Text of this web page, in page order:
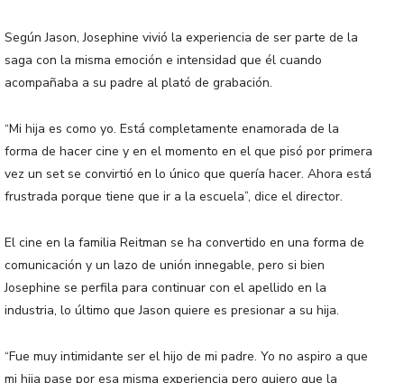
Según Jason, Josephine vivió la experiencia de ser parte de la
saga con la misma emoción e intensidad que él cuando
acompañaba a su padre al plató de grabación.
“Mi hija es como yo. Está completamente enamorada de la
forma de hacer cine y en el momento en el que pisó por primera
vez un set se convirtió en lo único que quería hacer. Ahora está
frustrada porque tiene que ir a la escuela”, dice el director.
El cine en la familia Reitman se ha convertido en una forma de
comunicación y un lazo de unión innegable, pero si bien
Josephine se perfila para continuar con el apellido en la
industria, lo último que Jason quiere es presionar a su hija.
“Fue muy intimidante ser el hijo de mi padre. Yo no aspiro a que
mi hija pase por esa misma experiencia pero quiero que la